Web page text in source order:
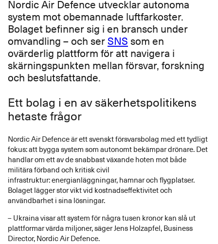
Nordic Air Defence utvecklar autonoma
system mot obemannade luftfarkoster.
Bolaget befinner sig i en bransch under
omvandling – och serSNSsom en
ovärderlig plattform för att navigera i
skärningspunkten mellan försvar, forskning
och beslutsfattande.
Ett bolag i en av säkerhetspolitikens
hetaste frågor
Nordic Air Defence är ett svenskt försvarsbolag med ett tydligt
fokus: att bygga system som autonomt bekämpar drönare. Det
handlar om ett av de snabbast växande hoten mot både
militära förband och kritisk civil
infrastruktur: energianläggningar, hamnar och flygplatser.
Bolaget lägger stor vikt vid kostnadseffektivitet och
användbarhet i sina lösningar.
– Ukraina visar att system för några tusen kronor kan slå ut
plattformar värda miljoner, säger Jens Holzapfel, Business
Director, Nordic Air Defence.